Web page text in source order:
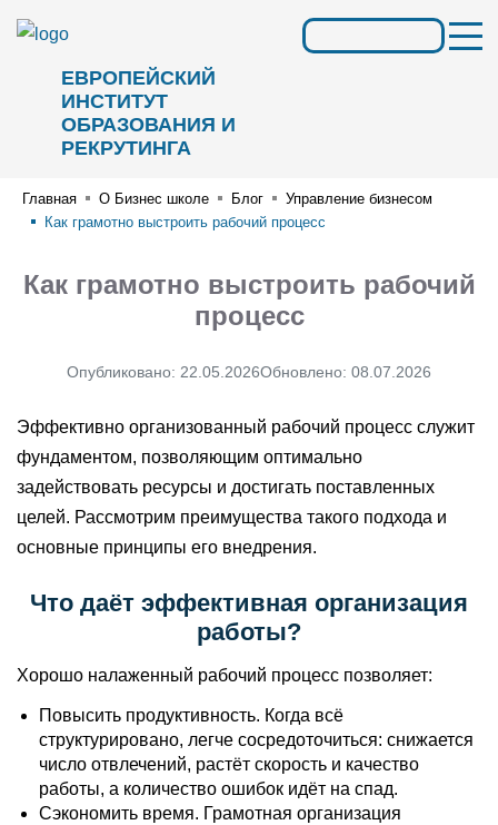
ЕВРОПЕЙСКИЙ
ИНСТИТУТ
ОБРАЗОВАНИЯ И
РЕКРУТИНГА
Главная О Бизнес школе Блог
Управление бизнесом
Как грамотно выстроить рабочий процесс
Как грамотно выстроить рабочий
процесс
Опубликовано: 22.05.2026Обновлено: 08.07.2026
Эффективно организованный рабочий процесс служит
фундаментом, позволяющим оптимально
задействовать ресурсы и достигать поставленных
целей. Рассмотрим преимущества такого подхода и
основные принципы его внедрения.
Что даёт эффективная организация
работы?
Хорошо налаженный рабочий процесс позволяет:
Повысить продуктивность. Когда всё
структурировано, легче сосредоточиться: снижается
число отвлечений, растёт скорость и качество
работы, а количество ошибок идёт на спад.
Сэкономить время. Грамотная организация